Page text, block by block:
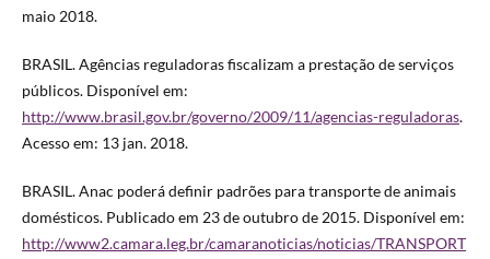
maio 2018.
BRASIL. Agências reguladoras fiscalizam a prestação de serviços
públicos. Disponível em:
http://www.brasil.gov.br/governo/2009/11/agencias-reguladoras.
Acesso em: 13 jan. 2018.
BRASIL. Anac poderá definir padrões para transporte de animais
domésticos. Publicado em 23 de outubro de 2015. Disponível em:
http://www2.camara.leg.br/camaranoticias/noticias/TRANSPORT